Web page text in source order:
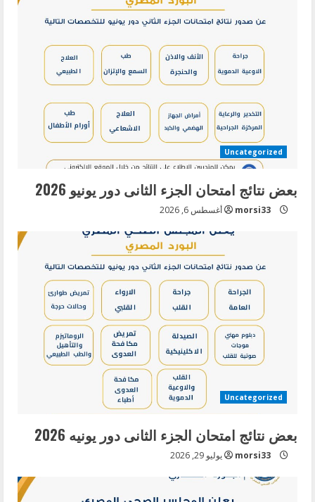
n
Uncategorized
بعض نتائج امتحان الجزء الثانى دور يونيو 2026
morsi33 أغسطس 6, 2026
Uncategorized
بعض نتائج امتحان الجزء الثانى دور يونيه 2026
morsi33 يوليو 29, 2026